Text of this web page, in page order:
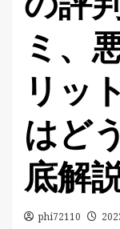
ミ、
リッ
はど
底解説
phi72110